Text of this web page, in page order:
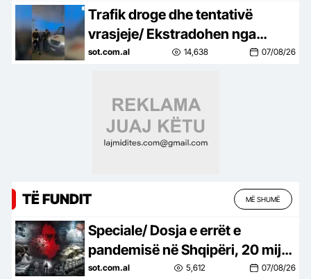
Amerikane ngre alarmin dhe
godet…
Trafik droge dhe tentativë
vrasjeje/ Ekstradohen nga
Kolumbia e Italia 2 persona të
sot.com.al 14,638 07/08/26
TË FUNDIT MË SHUMË
Speciale/ Dosja e errët e
pandemisë në Shqipëri, 20 mijë
shqiptarë humbën jetën nga
sot.com.al 5,612 07/08/26